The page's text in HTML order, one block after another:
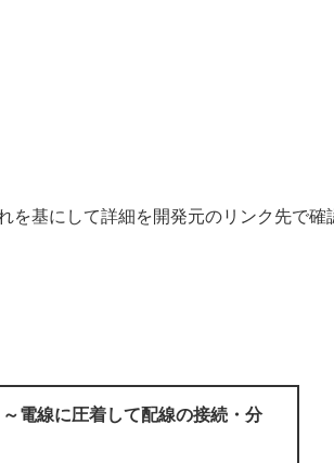
を基にして詳細を開発元のリンク先で確
電線に圧着して配線の接続・分